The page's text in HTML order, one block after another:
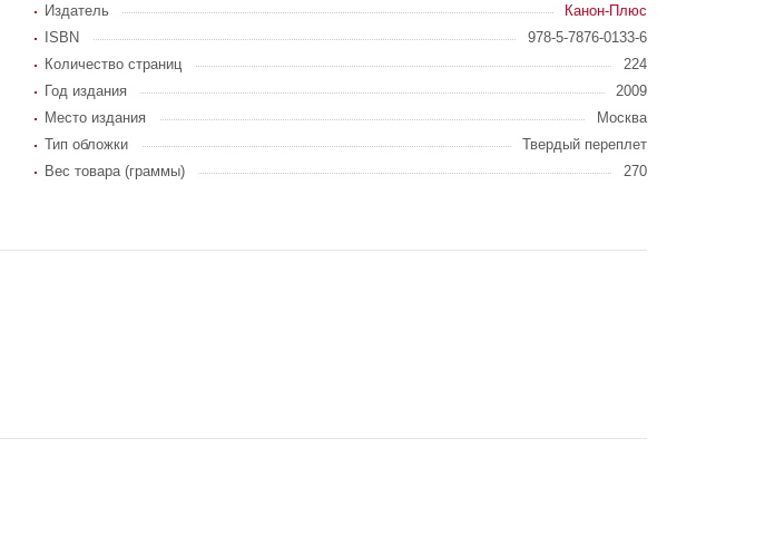
Издатель
Канон-Плюс
ISBN
978-5-7876-0133-6
Количество страниц
224
Год издания
2009
Место издания
Москва
Тип обложки
Твердый переплет
Вес товара (граммы)
270